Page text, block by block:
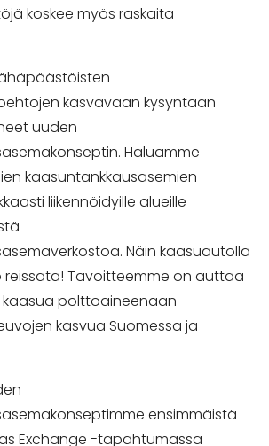
koskee myös raskaita
kasvavaan kysyntään
uuden
Haluamme
kaasuntankkausasemien
liikennöidyille alueille
Näin kaasuautolla
reissata! Tavoitteemme on auttaa
polttoaineenaan
kasvua Suomessa ja
ensimmäistä
Exchange -tapahtumassa